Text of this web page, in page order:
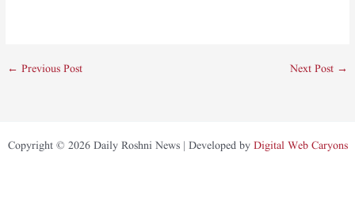
← Previous Post Next Post →
Copyright © 2026 Daily Roshni News | Developed by Digital Web Caryons